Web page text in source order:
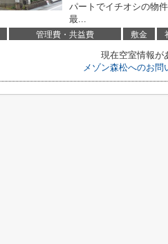
パートでイチオシの物
最...
管理費・共益費 敷金
現在空室情報が
メゾン森松へのお問